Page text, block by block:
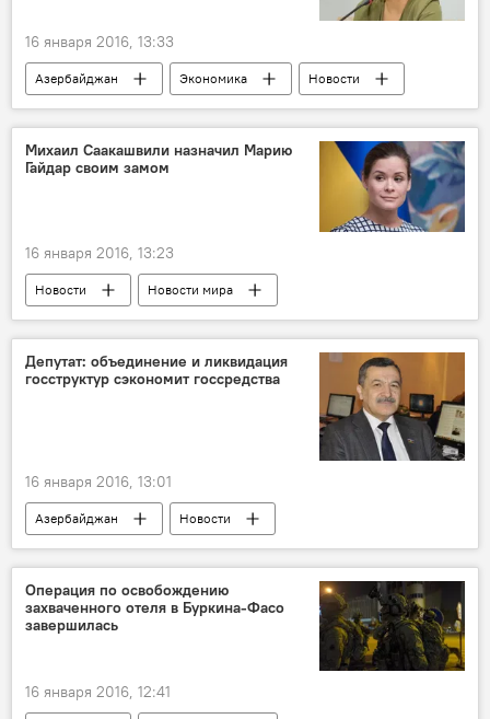
16 января 2016, 13:33
Азербайджан Экономика
Новости
ЖИЗНЬ
Шафа Мехмангызы
Центр интеллектуального управления транспортом
NIIM
Пробки
Михаил Саакашвили назначил Марию
Гайдар своим замом
16 января 2016, 13:23
Новости Новости мира
Депутат: объединение и ликвидация
госструктур сэкономит госсредства
16 января 2016, 13:01
Азербайджан Новости
Операция по освобождению
захваченного отеля в Буркина-Фасо
завершилась
16 января 2016, 12:41